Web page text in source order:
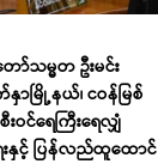
ာ်သမ္မတ ဦးမင်း
ာမြို့နယ်၊ ငဝန်မြစ်
ဝင်ရေကြီးရေလျှံ
င့် ပြန်လည်ထူထောင်